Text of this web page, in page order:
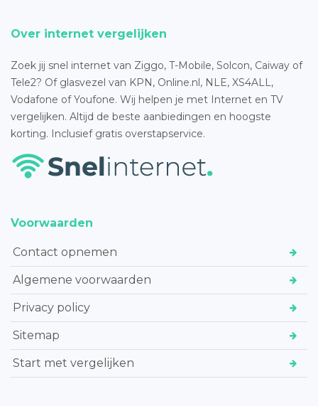
Over internet vergelijken
Zoek jij snel internet van Ziggo, T-Mobile, Solcon, Caiway of
Tele2? Of glasvezel van KPN, Online.nl, NLE, XS4ALL,
Vodafone of Youfone. Wij helpen je met Internet en TV
vergelijken. Altijd de beste aanbiedingen en hoogste
korting. Inclusief gratis overstapservice.
Voorwaarden
Contact opnemen
Algemene voorwaarden
Privacy policy
Sitemap
Start met vergelijken